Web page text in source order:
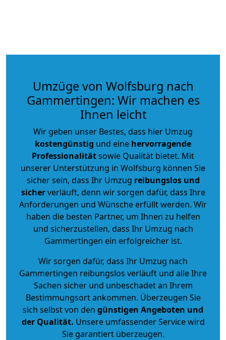
Umzüge von Wolfsburg nach
Gammertingen: Wir machen es
Ihnen leicht
Wir geben unser Bestes, dass hier Umzug
kostengünstig und eine hervorragende
Professionalitätsowie Qualität bietet. Mit
unserer Unterstützung in Wolfsburg können Sie
sicher sein, dass Ihr Umzug reibungslos und
sicherverläuft, denn wir sorgen dafür, dass Ihre
Anforderungen und Wünsche erfüllt werden. Wir
haben die besten Partner, um Ihnen zu helfen
und sicherzustellen, dass Ihr Umzug nach
Gammertingen ein erfolgreicher ist.
Wir sorgen dafür, dass Ihr Umzug nach
Gammertingen reibungslos verläuft und alle Ihre
Sachen sicher und unbeschadet an Ihrem
Bestimmungsort ankommen. Überzeugen Sie
sich selbst von den günstigen Angeboten und
der Qualität. Unsere umfassender Service wird
Sie garantiert überzeugen.